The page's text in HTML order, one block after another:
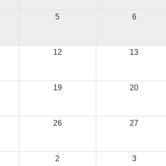
5 6
12 13
19 20
26 27
2 3